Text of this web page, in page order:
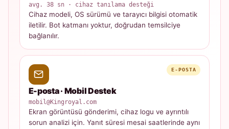
avg. 38 sn · cihaz tanılama desteği
Cihaz modeli, OS sürümü ve tarayıcı bilgisi otomatik
iletilir. Bot katmanı yoktur, doğrudan temsilciye
bağlanılır.
E-POSTA
E-posta · Mobil Destek
mobil@Kingroyal.com
Ekran görüntüsü gönderimi, cihaz logu ve ayrıntılı
sorun analizi için. Yanıt süresi mesai saatlerinde aynı